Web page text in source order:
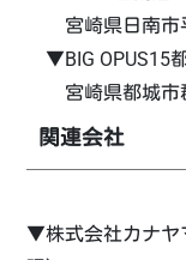
宮崎県日南市
▼BIG OPUS15
宮崎県都城市
関連会社
▼株式会社カナヤ